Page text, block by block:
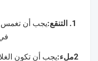
1. التنقع:
يجب أن تغمس
في
2ملء: